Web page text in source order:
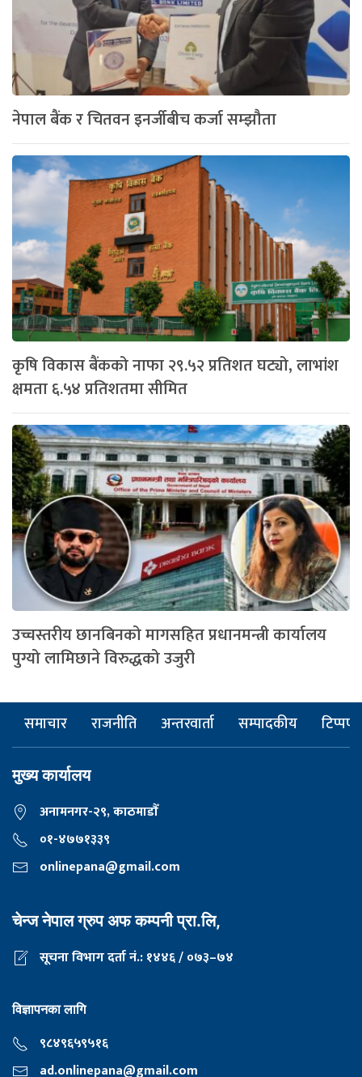
नेपाल बैंक र चितवन इनर्जीबीच कर्जा सम्झौता
कृषि विकास बैंकको नाफा २९.५२ प्रतिशत घट्यो, लाभांश
क्षमता ६.५४ प्रतिशतमा सीमित
उच्चस्तरीय छानबिनको मागसहित प्रधानमन्त्री कार्यालय
पुग्यो लामिछाने विरुद्धको उजुरी
समाचार राजनीति अन्तरवार्ता सम्पादकीय टिप्पणी
मुख्य कार्यालय
अनामनगर-२९, काठमाडाैँ
०१-४७७१३३९
onlinepana@gmail.com
चेन्ज नेपाल ग्रुप अफ कम्पनी प्रा.लि,
सूचना विभाग दर्ता नं.: १४४६ / ०७३–७४
विज्ञापनका लागि
९८४९६५९५१६
ad.onlinepana@gmail.com